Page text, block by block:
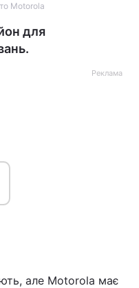
Motorola
для
Реклама
але Motorola має